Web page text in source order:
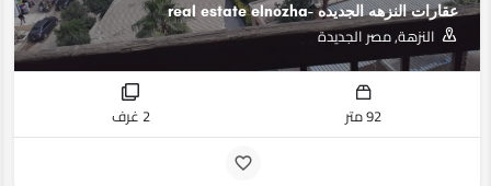
عقارات النزهه الجديده -real estate elnozha
النزهة, مصر الجديدة
92 متر 2 غرف